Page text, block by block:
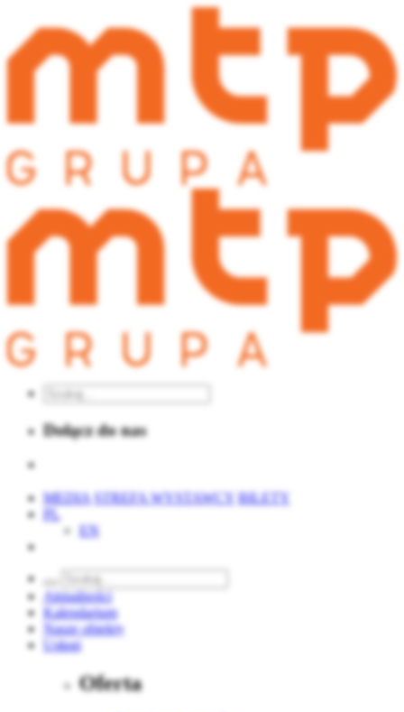
Dołącz do nas
MEDIA STREFA WYSTAWCY BILETY
PL
EN
Aktualności
Kalendarium
Nasze obiekty
Usługi
Oferta